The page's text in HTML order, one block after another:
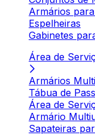
Armários
Espelheiras
Gabinetes
Área de
Armários
Tábua de
Área de
Armário
Sapateiras